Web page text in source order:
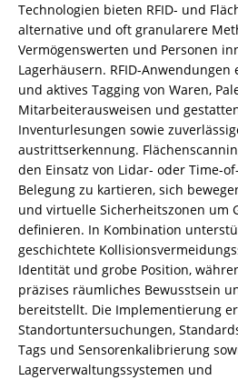
Technologien bieten RFID- und
alternative und oft granularere
Vermögenswerten und Personen
Lagerhäusern. RFID-Anwendungen
und aktives Tagging von Waren,
Mitarbeiterausweisen und
Inventurlesungen sowie
austrittserkennung.
den Einsatz von Lidar- oder Time-
Belegung zu kartieren, sich
und virtuelle Sicherheitszonen um
definieren. In Kombination
geschichtete
Identität und grobe Position,
präzises räumliches Bewusstsein
bereitstellt. Die Implementierung
Standortuntersuchungen,
Tags und Sensorenkalibrierung
Lagerverwaltungssystemen und